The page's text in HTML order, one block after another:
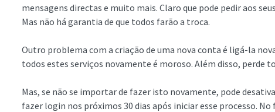
mensagens directas e muito mais. Claro que pode pedir aos
Mas não há garantia de que todos farão a troca.
Outro problema com a criação de uma nova conta é ligá-la
todos estes serviços novamente é moroso. Além disso, perde
Mas, se não se importar de fazer isto novamente, pode
fazer login nos próximos 30 dias após iniciar esse processo.